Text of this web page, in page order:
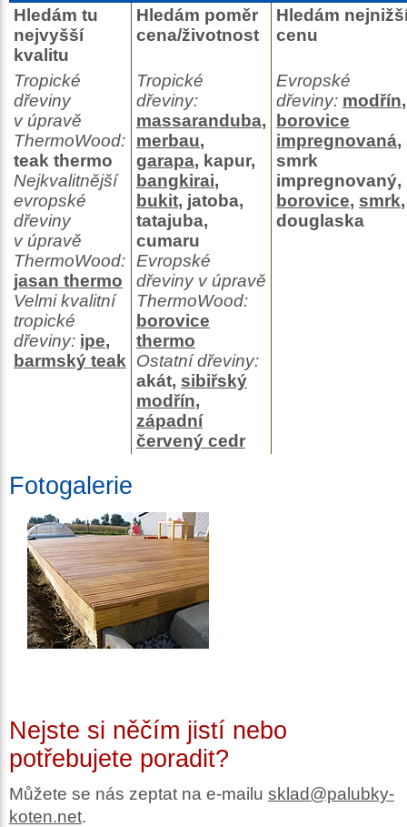
Hledám tu
nejvyšší
kvalitu
Hledám poměr
cena/životnost
Hledám
cenu
Tropické
dřeviny
v úpravě
ThermoWood:
teak thermo
Nejkvalitnější
evropské
dřeviny
v úpravě
ThermoWood:
jasan thermo
Velmi kvalitní
tropické
dřeviny: ipe,
barmský teak
Tropické
dřeviny:
massaranduba,
merbau,
garapa, kapur,
bangkirai,
bukit, jatoba,
tatajuba,
cumaru
Evropské
dřeviny v úpravě
ThermoWood:
borovice
thermo
Ostatní dřeviny:
akát, sibiřský
modřín,
západní
červený cedr
Evropské
dřeviny: modřín,
borovice
impregnovaná,
smrk
impregnovaný,
borovice, smrk,
douglaska
Fotogalerie
Nejste si něčím jistí nebo
potřebujete poradit?
Můžete se nás zeptat na e-mailu sklad@palubky-
koten.net.